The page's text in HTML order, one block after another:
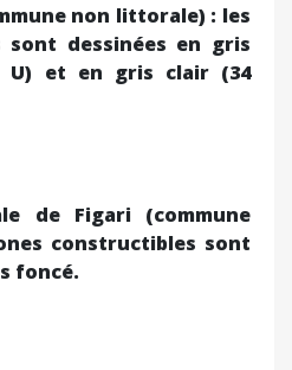
non littorale) : les
sont dessinées en gris
U) et en gris clair (34
de Figari (commune
constructibles sont
foncé.